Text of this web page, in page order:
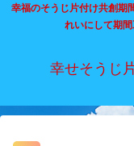
幸福のそうじ片付け共創期
れいにして期
幸せそうじ